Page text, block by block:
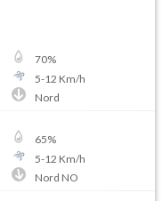
70%
5-12 Km/h
Nord
65%
5-12 Km/h
Nord NO